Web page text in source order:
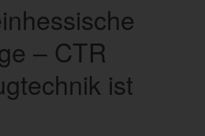
– CTR
ist